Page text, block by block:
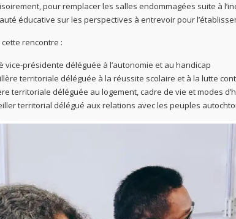
pour remplacer les salles endommagées suite à
éducative sur les perspectives à entrevoir pour
rencontre :
vice-présidente déléguée à l’autonomie et au handicap
territoriale déléguée à la réussite scolaire et à la lutte
territoriale déléguée au logement, cadre de vie et modes
territorial délégué aux relations avec les peuples